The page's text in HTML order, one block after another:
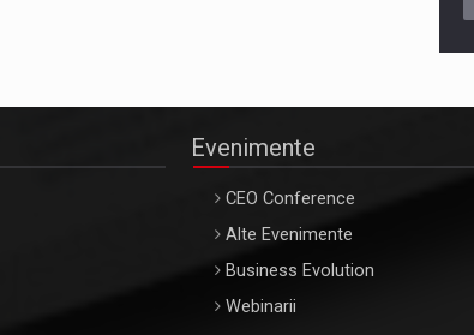
Evenimente
CEO Conference
Alte Evenimente
Business Evolution
Webinarii